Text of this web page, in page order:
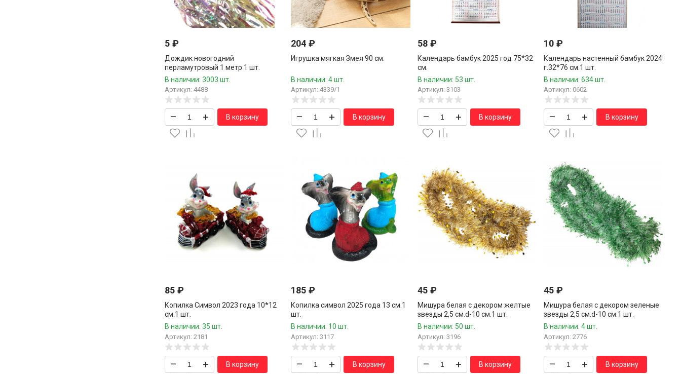
5 ₽
Дождик новогодний
перламутровый 1 метр 1 шт.
В наличии: 3003 шт.
Артикул: 4488
– + В корзину
204₽
Игрушка мягкая Змея 90 см.
В наличии: 4 шт.
Артикул: 4339/1
– + В корзину
58 ₽
Календарь бамбук 2025 год 75*32
см.
В наличии: 53 шт.
Артикул: 3103
– + В корзину
10₽
Календарь настенный бамбук 2024
г.32*76 см.1 шт.
В наличии: 634 шт.
Артикул: 0602
– + В корзину
85 ₽
Копилка Символ 2023 года 10*12
см.1 шт.
В наличии: 35 шт.
Артикул: 2181
– + В корзину
185₽
Копилка символ 2025 года 13 см.1
шт.
В наличии: 10 шт.
Артикул: 3117
– + В корзину
45 ₽
Мишура белая с декором желтые
звезды 2,5 см.d-10 см.1 шт.
В наличии: 50 шт.
Артикул: 3196
– + В корзину
45₽
Мишура белая с декором зеленые
звезды 2,5 см.d-10 см.1 шт.
В наличии: 4 шт.
Артикул: 2776
– + В корзину